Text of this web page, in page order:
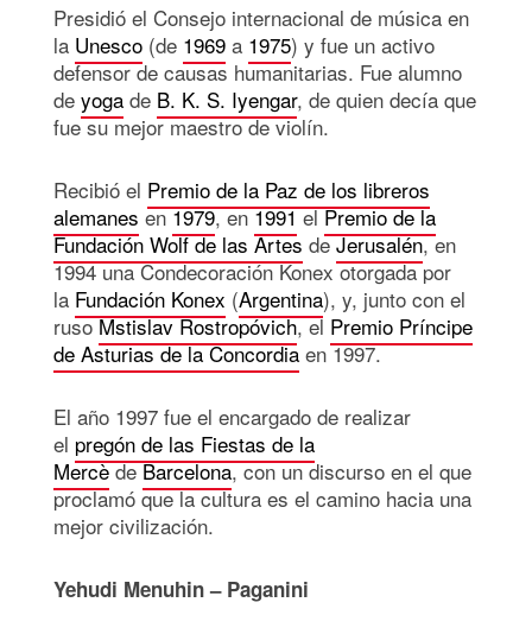
Presidió el Consejo internacional de música en
la Unesco (de 1969 a 1975) y fue un activo
defensor de causas humanitarias. Fue alumno
de yoga de B. K. S. Iyengar, de quien decía que
fue su mejor maestro de violín.
Recibió el Premio de la Paz de los libreros
alemanes en1979, en1991elPremio de la
Fundación Wolf de las Artes deJerusalén, en
1994 una Condecoración Konex otorgada por
la Fundación Konex (Argentina), y, junto con el
rusoMstislav Rostropóvich, el Premio Príncipe
de Asturias de la Concordia en 1997.
El año 1997 fue el encargado de realizar
el pregón de las Fiestas de la
MercèdeBarcelona, con un discurso en el que
proclamó que la cultura es el camino hacia una
mejor civilización. ​
Yehudi Menuhin – Paganini